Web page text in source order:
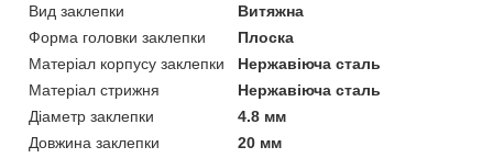
Вид заклепки
Витяжна
Форма головки заклепки
Плоска
Матеріал корпусу заклепки
Нержавіюча сталь
Матеріал стрижня
Нержавіюча сталь
Діаметр заклепки
4.8 мм
Довжина заклепки
20 мм